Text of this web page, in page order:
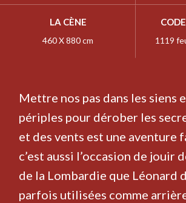
LA CÈNE
460 X 880 cm 1119
Mettre nos pas dans les siens
périples pour dérober les
et des vents est une aventure
c’est aussi l’occasion de jouir
de la Lombardie que Léonard
parfois utilisées comme